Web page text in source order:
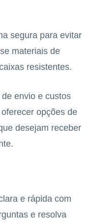
segura para evitar
materiais de
resistentes.
envio e custos
opções de
desejam receber
e rápida com
e resolva